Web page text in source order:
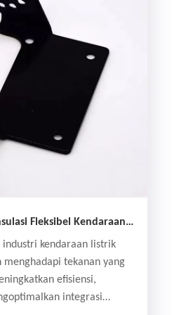
Fleksibel Kendaraan
industri kendaraan listrik
menghadapi tekanan yang
efisiensi,
integrasi